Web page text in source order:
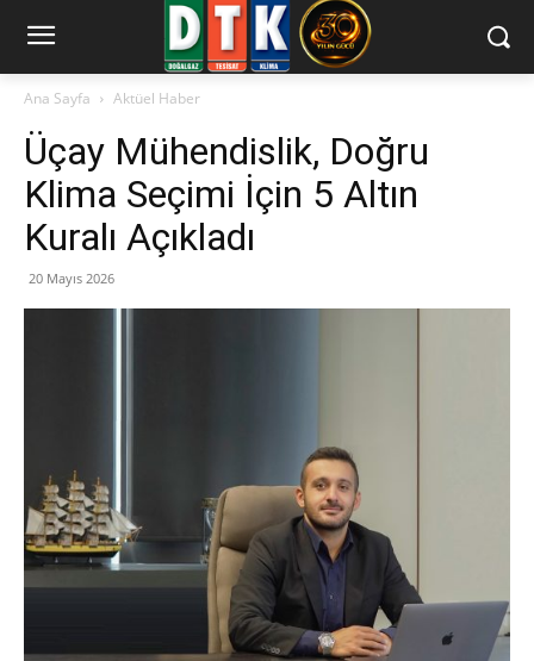
Ana Sayfa Aktüel Haber
Üçay Mühendislik, Doğru
Klima Seçimi İçin 5 Altın
Kuralı Açıkladı
20 Mayıs 2026